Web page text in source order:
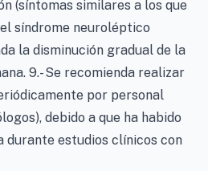
(síntomas similares a los que
síndrome neuroléptico
la disminución gradual de la
9.- Se recomienda realizar
por personal
debido a que ha habido
durante estudios clínicos con